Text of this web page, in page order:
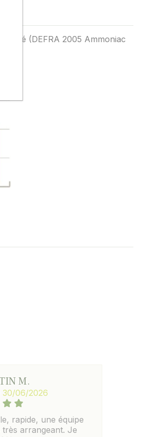
azoté (DEFRA 2005 Ammoniac
M.
30/06/2026
rapide, une équipe
arrangeant. Je